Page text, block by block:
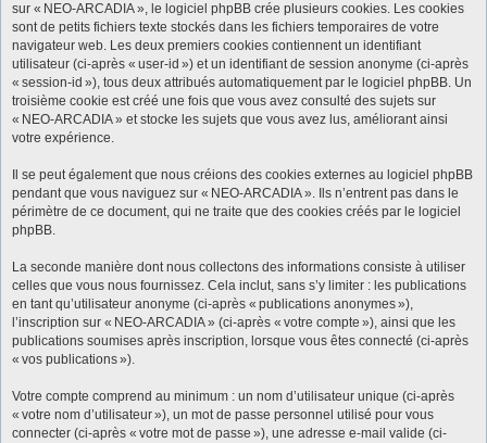
sur « NEO-ARCADIA », le logiciel phpBB crée plusieurs cookies. Les cookies
sont de petits fichiers texte stockés dans les fichiers temporaires de votre
navigateur web. Les deux premiers cookies contiennent un identifiant
utilisateur (ci-après « user-id ») et un identifiant de session anonyme (ci-après
« session-id »), tous deux attribués automatiquement par le logiciel phpBB. Un
troisième cookie est créé une fois que vous avez consulté des sujets sur
« NEO-ARCADIA » et stocke les sujets que vous avez lus, améliorant ainsi
votre expérience.
Il se peut également que nous créions des cookies externes au logiciel phpBB
pendant que vous naviguez sur « NEO-ARCADIA ». Ils n’entrent pas dans le
périmètre de ce document, qui ne traite que des cookies créés par le logiciel
phpBB.
La seconde manière dont nous collectons des informations consiste à utiliser
celles que vous nous fournissez. Cela inclut, sans s’y limiter : les publications
en tant qu’utilisateur anonyme (ci-après « publications anonymes »),
l’inscription sur « NEO-ARCADIA » (ci-après « votre compte »), ainsi que les
publications soumises après inscription, lorsque vous êtes connecté (ci-après
« vos publications »).
Votre compte comprend au minimum : un nom d’utilisateur unique (ci-après
« votre nom d’utilisateur »), un mot de passe personnel utilisé pour vous
connecter (ci-après « votre mot de passe »), une adresse e-mail valide (ci-